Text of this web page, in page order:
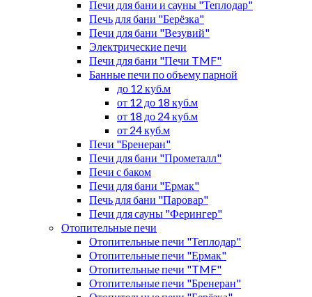
Печи для бани и сауны "Теплодар"
Печь для бани "Берёзка"
Печи для бани "Везувий"
Электрические печи
Печи для бани "Печи TMF"
Банные печи по объему парной
до 12 куб.м
от 12 до 18 куб.м
от 18 до 24 куб.м
от 24 куб.м
Печи "Бренеран"
Печи для бани "Прометалл"
Печи с баком
Печи для бани "Ермак"
Печь для бани "Паровар"
Печи для сауны "Ферингер"
Отопительные печи
Отопительные печи "Теплодар"
Отопительные печи "Ермак"
Отопительные печи "TMF"
Отопительные печи "Бренеран"